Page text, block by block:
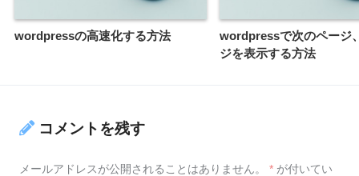
wordpressの高速化する方法
wordpressで次のページ
ジを表示する方法
コメントを残す
メールアドレスが公開されることはありません。 * が付いてい